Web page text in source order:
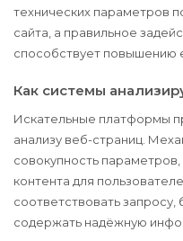
технических параметров
сайта, а правильное
способствует повышению
Как системы
Искательные платформы
анализу веб-страниц.
совокупность
контента для
соответствовать
содержать надёжную